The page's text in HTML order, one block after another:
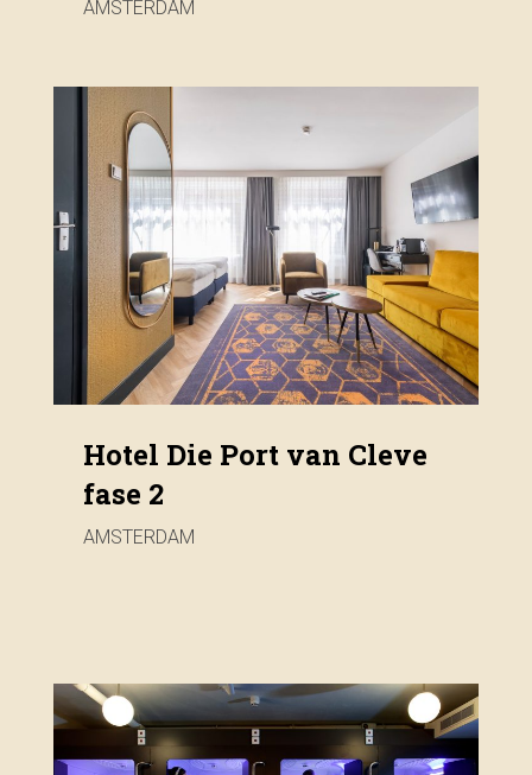
AMSTERDAM
Hotel Die Port van Cleve
fase 2
AMSTERDAM